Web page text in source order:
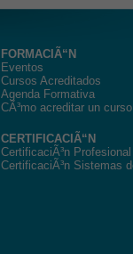
FORMACIÃ“N
Eventos
Cursos Acreditados
Agenda Formativa
CÃ³mo acreditar un curso
CERTIFICACIÃ“N
CertificaciÃ³n
CertificaciÃ³n Sistemas